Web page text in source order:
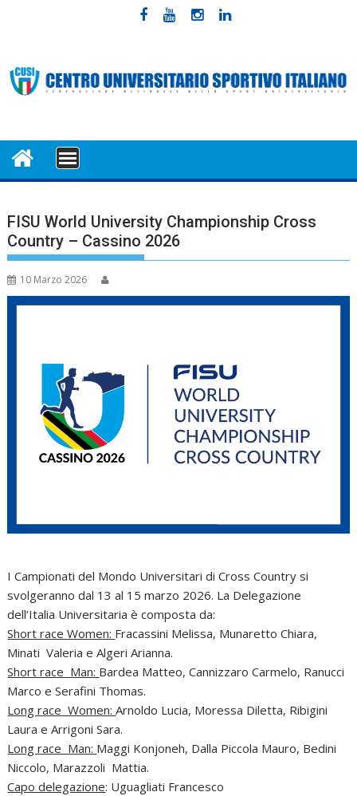
MENU
FISU World University Championship Cross
Country – Cassino 2026
10 Marzo 2026
I Campionati del Mondo Universitari di Cross Country si
svolgeranno dal 13 al 15 marzo 2026. La Delegazione
dell’Italia Universitaria è composta da:
Short race Women: Fracassini Melissa, Munaretto Chiara,
Minati Valeria e Algeri Arianna.
Short race Man: Bardea Matteo, Cannizzaro Carmelo, Ranucci
Marco e Serafini Thomas.
Long race Women:Arnoldo Lucia, Moressa Diletta, Ribigini
Laura e Arrigoni Sara.
Long race Man: Maggi Konjoneh, Dalla Piccola Mauro, Bedini
Niccolo, Marazzoli Mattia.
Capo delegazione: Uguagliati Francesco